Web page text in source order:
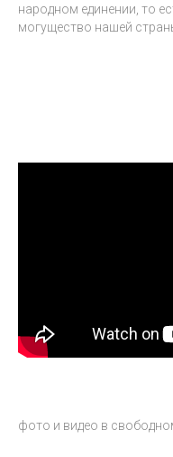
народном единении, то
могущество нашей
фото и видео в